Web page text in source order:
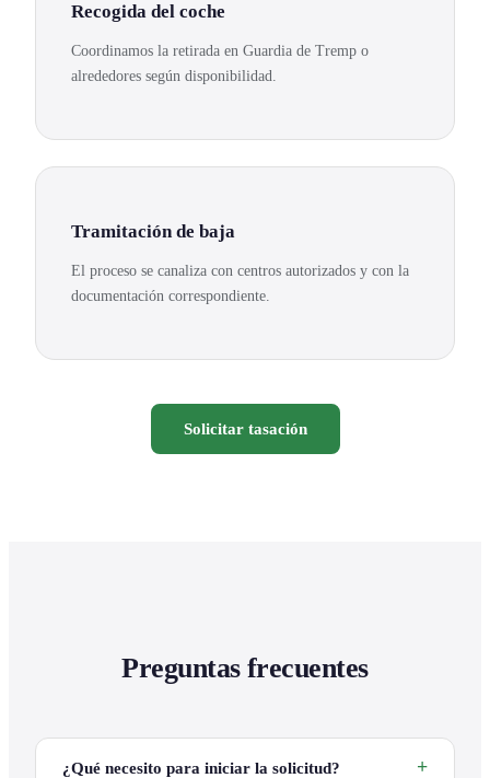
Recogida del coche
Coordinamos la retirada en Guardia de Tremp o
alrededores según disponibilidad.
Tramitación de baja
El proceso se canaliza con centros autorizados y con la
documentación correspondiente.
Solicitar tasación
Preguntas frecuentes
¿Qué necesito para iniciar la solicitud?